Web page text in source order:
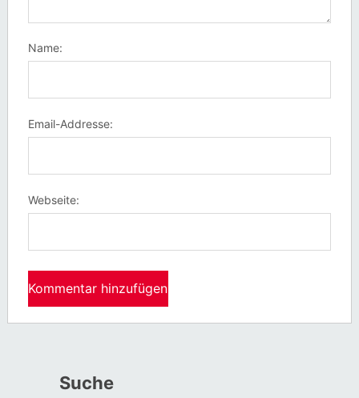
Name:
Email-Addresse:
Webseite:
Suche